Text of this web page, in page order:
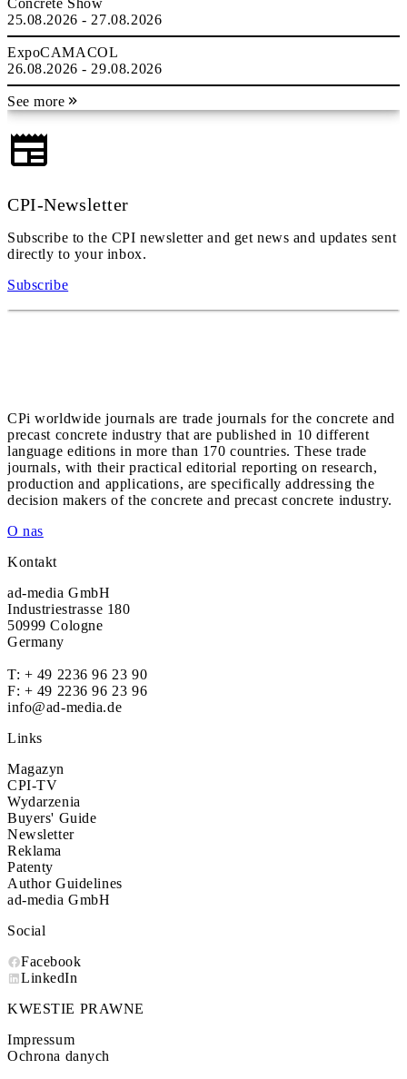
Concrete Show
25.08.2026 - 27.08.2026
ExpoCAMACOL
26.08.2026 - 29.08.2026
See more
CPI-Newsletter
Subscribe to the CPI newsletter and get news and updates sent
directly to your inbox.
Subscribe
CPi worldwide journals are trade journals for the concrete and
precast concrete industry that are published in 10 different
language editions in more than 170 countries. These trade
journals, with their practical editorial reporting on research,
production and applications, are specifically addressing the
decision makers of the concrete and precast concrete industry.
O nas
Kontakt
ad-media GmbH
Industriestrasse 180
50999 Cologne
Germany
T: + 49 2236 96 23 90
F: + 49 2236 96 23 96
info@ad-media.de
Links
Magazyn
CPI-TV
Wydarzenia
Buyers' Guide
Newsletter
Reklama
Patenty
Author Guidelines
ad-media GmbH
Social
Facebook
LinkedIn
KWESTIE PRAWNE
Impressum
Ochrona danych